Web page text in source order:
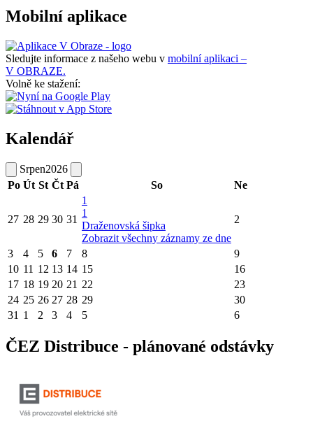
Mobilní aplikace
Sledujte informace z našeho webu v mobilní aplikaci –
V OBRAZE.
Volně ke stažení:
Kalendář
Srpen2026
Po Út St Čt Pá So Ne
27 28 29 30 31
1
1
Draženovská šipka
Zobrazit všechny záznamy ze dne
2
3 4 5 6 7 8
9
10 11 12 13 14 15
16
17 18 19 20 21 22
23
24 25 26 27 28 29
30
31 1 2 3 4 5 6
ČEZ Distribuce - plánované odstávky